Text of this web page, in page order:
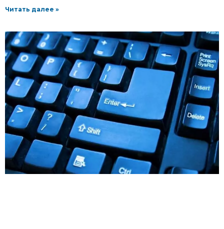
Читать далее »